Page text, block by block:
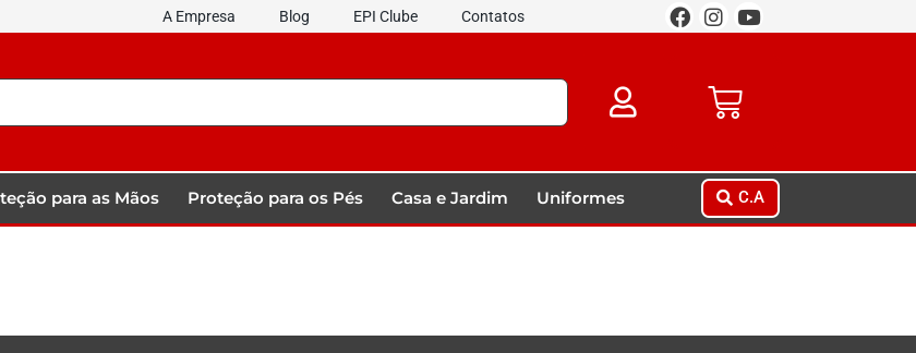
A Empresa Blog EPI Clube Contatos
para as Mãos Proteção para os Pés Casa e Jardim Uniformes C.A